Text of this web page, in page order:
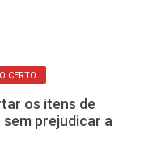
CERTO
os itens de
prejudicar a